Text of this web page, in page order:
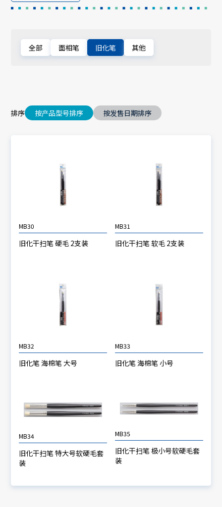
全部 面相笔 旧化笔 其他
排序 按产品型号排序 按发售日期排序
MB30
旧化干扫笔 硬毛 2支装
MB31
旧化干扫笔 软毛 2支装
MB32
旧化笔 海棉笔 大号
MB33
旧化笔 海棉笔 小号
MB34
旧化干扫笔 特大号软硬毛套
装
MB35
旧化干扫笔 极小号软硬毛套
装